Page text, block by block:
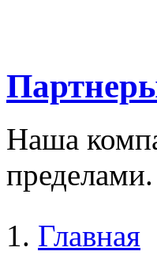
Наша
Вы здесь
Главная